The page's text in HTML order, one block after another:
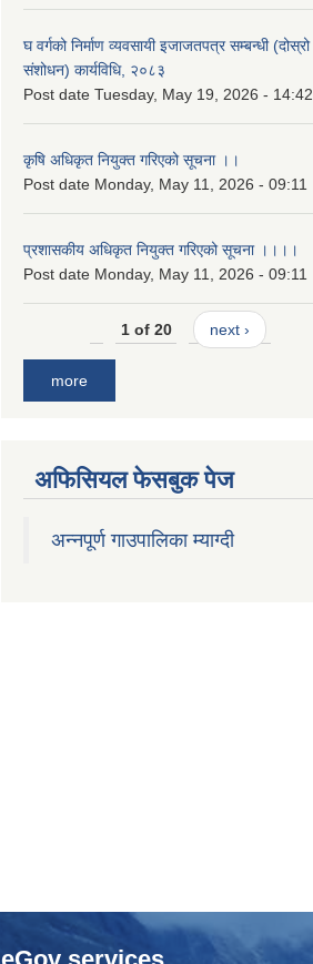
घ वर्गको निर्माण व्यवसायी इजाजतपत्र सम्बन्धी (दोस्रो
संशोधन) कार्यविधि, २०८३
Post date Tuesday, May 19, 2026 - 14:42
कृषि अधिकृत नियुक्त गरिएको सूचना ।।
Post date Monday, May 11, 2026 - 09:11
प्रशासकीय अधिकृत नियुक्त गरिएको सूचना ।।।।
Post date Monday, May 11, 2026 - 09:11
1 of 20 next ›
more
अफिसियल फेसबुक पेज
अन्नपूर्ण गाउपालिका म्याग्दी